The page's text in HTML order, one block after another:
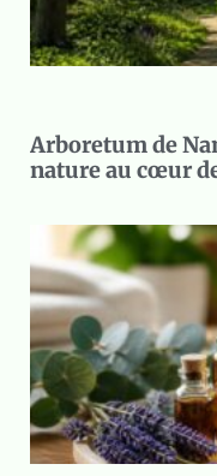
Arboretum de
nature au cœur